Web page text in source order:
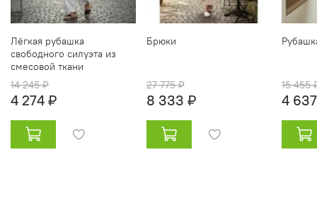
Лёгкая рубашка
свободного силуэта из
смесовой ткани
14 245 ₽
4 274 ₽
Брюки
27 775 ₽
8 333 ₽
15 455
4